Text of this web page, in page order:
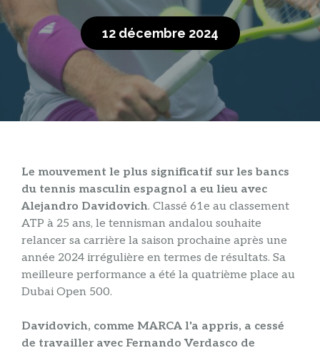
12 décembre 2024
Le mouvement le plus significatif sur les bancs
du tennis masculin espagnol a eu lieu avec
Alejandro Davidovich. Classé 61e au classement
ATP à 25 ans, le tennisman andalou souhaite
relancer sa carrière la saison prochaine après une
année 2024 irrégulière en termes de résultats. Sa
meilleure performance a été la quatrième place au
Dubai Open 500.
Davidovich, comme MARCA l'a appris, a cessé
de travailler avec Fernando Verdasco de